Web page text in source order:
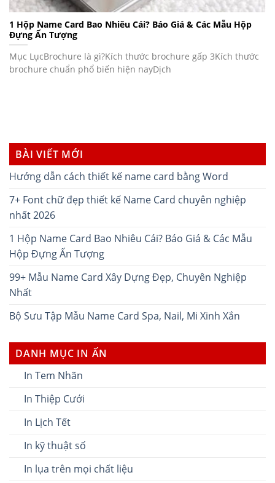
1 Hộp Name Card Bao Nhiêu Cái? Báo Giá & Các Mẫu Hộp
Đựng Ấn Tượng
Mục LụcBrochure là gì?Kích thước brochure gấp 3Kích thước
brochure chuẩn phổ biến hiện nayDịch
BÀI VIẾT MỚI
Hướng dẫn cách thiết kế name card bằng Word
7+ Font chữ đẹp thiết kế Name Card chuyên nghiệp
nhất 2026
1 Hộp Name Card Bao Nhiêu Cái? Báo Giá & Các Mẫu
Hộp Đựng Ấn Tượng
99+ Mẫu Name Card Xây Dựng Đẹp, Chuyên Nghiệp
Nhất
Bộ Sưu Tập Mẫu Name Card Spa, Nail, Mi Xinh Xắn
DANH MỤC IN ẤN
In Tem Nhãn
In Thiệp Cưới
In Lịch Tết
In kỹ thuật số
In lụa trên mọi chất liệu